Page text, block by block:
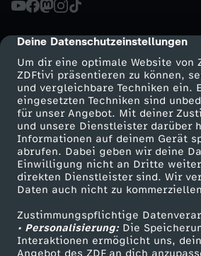
cmp-dialog-description
Deine Datenschutzeinstellungen
Um dir eine optimale Website von
ZDFtivi präsentieren zu können,
und vergleichbare Techniken ein.
eingesetzten Techniken sind
für unser Angebot. Mit deiner
und unsere Dienstleister darüber
Informationen auf deinem Gerät
abrufen. Dabei geben wir deine
Einwilligung nicht an Dritte
direkten Dienstleister sind. Wir
Daten auch nicht zu
Zustimmungspflichtige
• Personalisierung:Die
Interaktionen ermöglicht uns,
Angebot des ZDF an dich
m
2
5
.
O
k
t
Mehr ZDF
ZDF-Apps
Smart TV
ZDFtext
Livestreams
Sendungen A-Z
Service
Kontakt
Tickets
Hilfe